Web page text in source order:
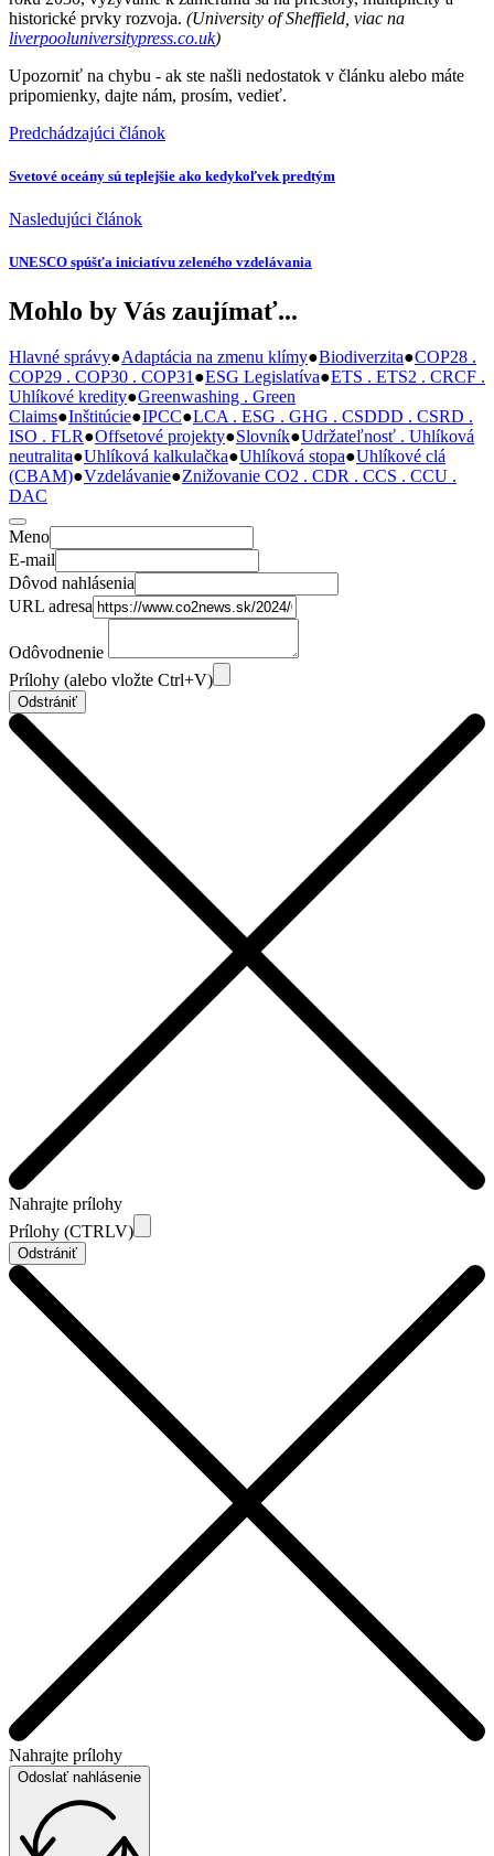
historické prvky rozvoja. (University of Sheffield, viac na
liverpooluniversitypress.co.uk)
Upozorniť na chybu - ak ste našli nedostatok v článku alebo máte
pripomienky, dajte nám, prosím, vedieť.
Predchádzajúci článok
Svetové oceány sú teplejšie ako kedykoľvek predtým
Nasledujúci článok
UNESCO spúšťa iniciatívu zeleného vzdelávania
Mohlo by Vás zaujímať...
Hlavné správy●Adaptácia na zmenu klímy●Biodiverzita●COP28 .
COP29 . COP30 . COP31●ESG Legislatíva●ETS . ETS2 . CRCF .
Uhlíkové kredity●Greenwashing . Green
Claims●Inštitúcie●IPCC●LCA . ESG . GHG . CSDDD . CSRD .
ISO . FLR●Offsetové projekty●Slovník●Udržateľnosť . Uhlíková
neutralita●Uhlíková kalkulačka●Uhlíková stopa●Uhlíkové clá
(CBAM)●Vzdelávanie●Znižovanie CO2 . CDR . CCS . CCU .
DAC
Meno
E-mail
Dôvod nahlásenia
URL adresa
Odôvodnenie
Prílohy (alebo vložte Ctrl+V)
Odstrániť
Nahrajte prílohy
Prílohy (CTRLV)
Odstrániť
Nahrajte prílohy
Odoslať nahlásenie